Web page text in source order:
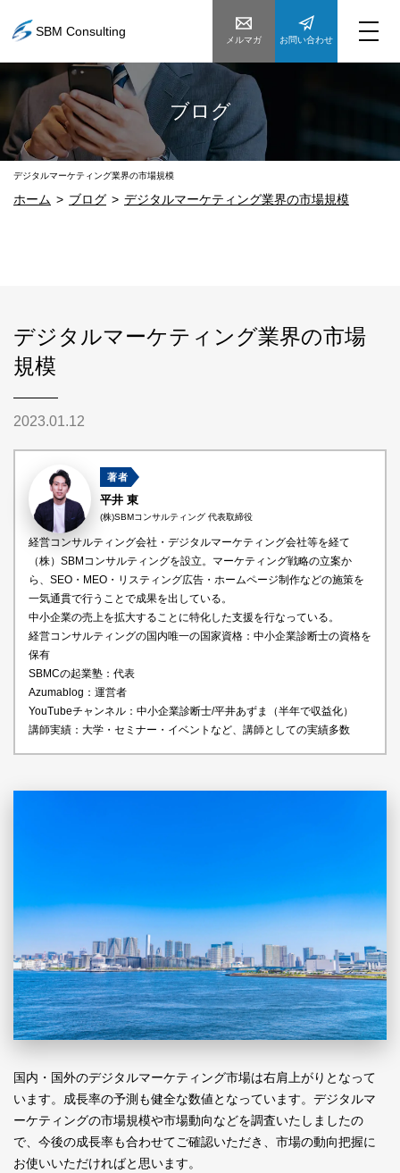
SBM Consulting
メルマガ お問い合わせ
ブログ
ホーム ブログ デジタルマーケティング業界の市場規模
デジタルマーケティング業界の市場規模
デジタルマーケティング業界の市場
規模
2023.01.12
著者
平井 東
(株)SBMコンサルティング 代表取締役
経営コンサルティング会社・デジタルマーケティング会社等を経て
（株）SBMコンサルティングを設立。マーケティング戦略の立案か
ら、SEO・MEO・リスティング広告・ホームページ制作などの施策を
一気通貫で行うことで成果を出している。
中小企業の売上を拡大することに特化した支援を行なっている。
経営コンサルティングの国内唯一の国家資格：中小企業診断士の資格を
保有
SBMCの起業塾：代表
Azumablog：運営者
YouTubeチャンネル：中小企業診断士/平井あずま（半年で収益化）
講師実績：大学・セミナー・イベントなど、講師としての実績多数
国内・国外のデジタルマーケティング市場は右肩上がりとなって
います。成長率の予測も健全な数値となっています。デジタルマ
ーケティングの市場規模や市場動向などを調査いたしましたの
で、今後の成長率も合わせてご確認いただき、市場の動向把握に
お使いいただければと思います。